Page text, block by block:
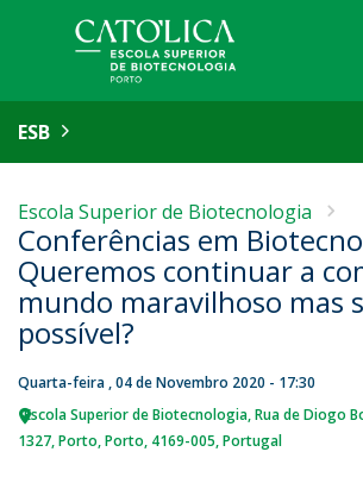
ESB
Escola Superior de Biotecnologia
Conferências em
Queremos continuar a
mundo maravilhoso mas
possível?
Quarta-feira , 04 de Novembro 2020 - 17:30
Escola Superior de Biotecnologia Rua de Diogo
1327 Porto Porto 4169-005 Portugal